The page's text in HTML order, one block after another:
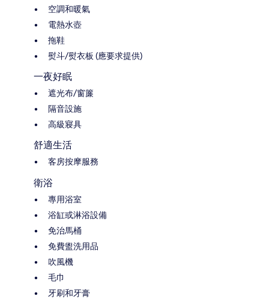
空調和暖氣
電熱水壺
拖鞋
熨斗/熨衣板 (應要求提供)
一夜好眠
遮光布/窗簾
隔音設施
高級寢具
舒適生活
客房按摩服務
衛浴
專用浴室
浴缸或淋浴設備
免治馬桶
免費盥洗用品
吹風機
毛巾
牙刷和牙膏